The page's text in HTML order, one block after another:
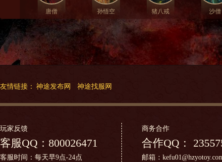
唐僧 孙悟空 猪八戒 沙僧
友情链接： 神途发布网 神途找服网
玩家反馈
客服QQ： 800026471
客服时间：每天早9点-24点
商务合作
合作QQ：
邮箱：